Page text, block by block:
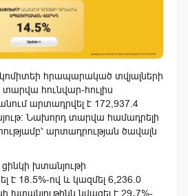
հրապարակած տվյալների
հունվար-հուլիս
արտադրվել է 172,937.4
Նախորդ տարվա համադրելի
արտադրության ծավալն
խտանյութի
է 18.5%-ով և կազմել 6,236.0
խտանյութինն նվազել է 29․7%-